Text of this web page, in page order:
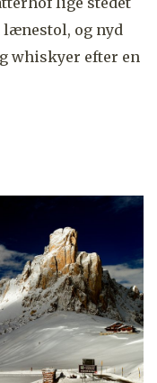
og nyd
whiskyer efter en